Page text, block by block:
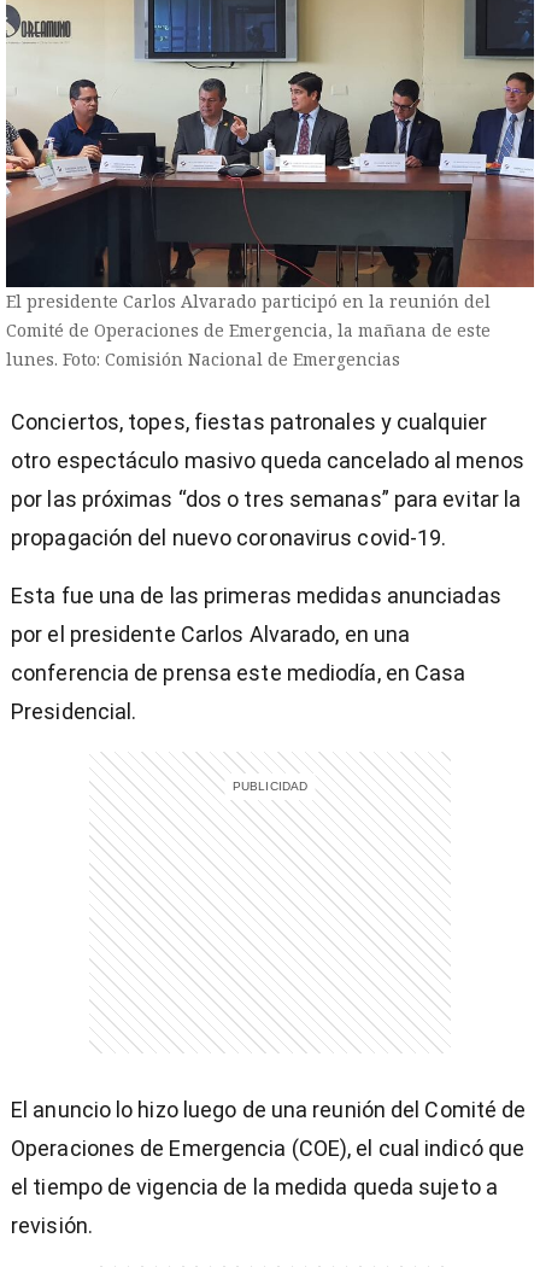
El presidente Carlos Alvarado participó en la reunión del
Comité de Operaciones de Emergencia, la mañana de este
lunes. Foto: Comisión Nacional de Emergencias
Conciertos, topes, fiestas patronales y cualquier
otro espectáculo masivo queda cancelado al menos
por las próximas “dos o tres semanas” para evitar la
propagación del nuevo coronavirus covid-19.
Esta fue una de las primeras medidas anunciadas
por el presidente Carlos Alvarado, en una
conferencia de prensa este mediodía, en Casa
Presidencial.
El anuncio lo hizo luego de una reunión del Comité de
Operaciones de Emergencia (COE), el cual indicó que
el tiempo de vigencia de la medida queda sujeto a
revisión.